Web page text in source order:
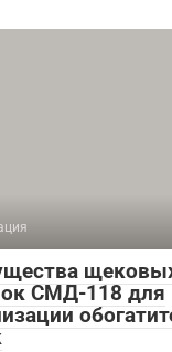
СМД-118 для